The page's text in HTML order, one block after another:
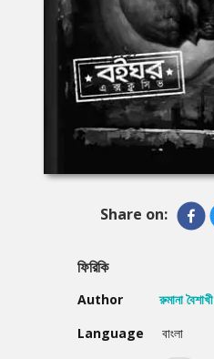
Share on:
ফিরিকি
Author
রুমানা বৈশাখী
Language
বাংলা